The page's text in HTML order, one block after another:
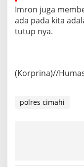
Imron juga
ada pada kita
tutup nya.
(Korprina)//
polres cimahi